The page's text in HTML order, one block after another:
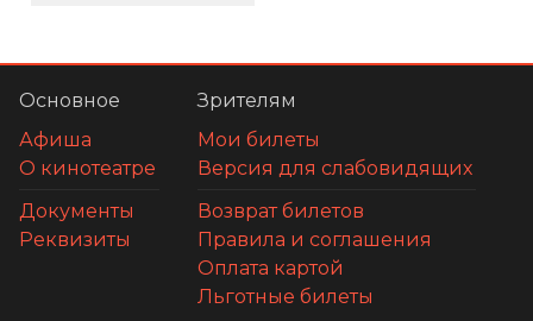
Основное
Афиша
О кинотеатре
Документы
Реквизиты
Зрителям
Мои билеты
Версия для слабовидящих
Возврат билетов
Правила и соглашения
Оплата картой
Льготные билеты